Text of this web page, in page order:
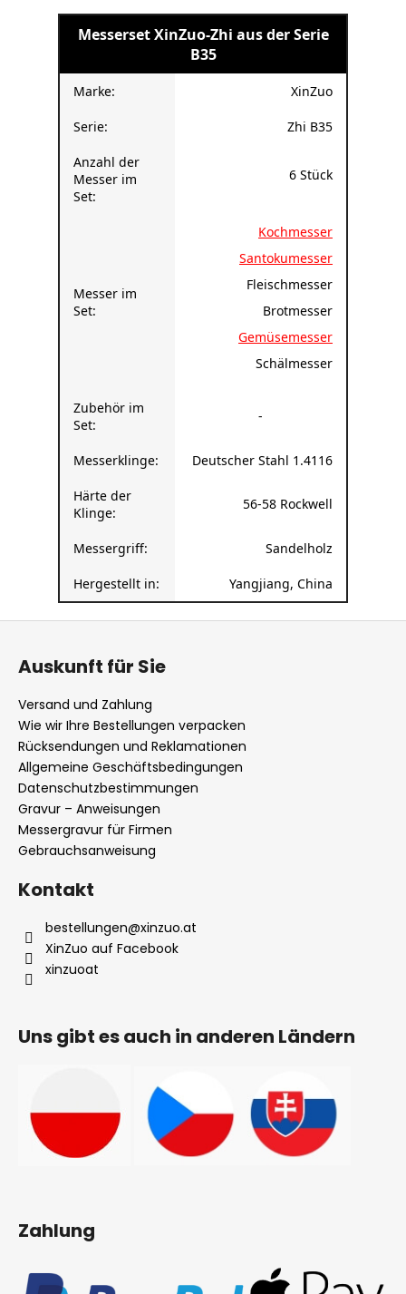
Messerset XinZuo-Zhi aus der Serie
B35
Marke: XinZuo
Serie: Zhi B35
Anzahl der
Messer im
Set:
6 Stück
Messer im
Set:
Kochmesser
Santokumesser
Fleischmesser
Brotmesser
Gemüsemesser
Schälmesser
Zubehör im
Set:
-
Messerklinge: Deutscher Stahl 1.4116
Härte der
Klinge:
56-58 Rockwell
Messergriff: Sandelholz
Hergestellt in: Yangjiang, China
Auskunft für Sie
Versand und Zahlung
Wie wir Ihre Bestellungen verpacken
Rücksendungen und Reklamationen
Allgemeine Geschäftsbedingungen
Datenschutzbestimmungen
Gravur – Anweisungen
Messergravur für Firmen
Gebrauchsanweisung
Kontakt
bestellungen@xinzuo.at
XinZuo auf Facebook
xinzuoat
Uns gibt es auch in anderen Ländern
Zahlung